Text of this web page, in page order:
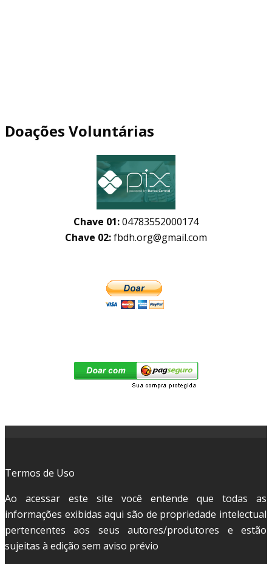
Doações Voluntárias
Chave 01:04783552000174
Chave 02:fbdh.org@gmail.com
Termos de Uso
Ao acessar este site você entende que todas as
informações exibidas aqui são de propriedade intelectual
pertencentes aos seus autores/produtores e estão
sujeitas à edição sem aviso prévio